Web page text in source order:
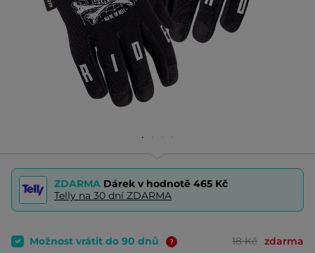
ZDARMA Dárek v hodnotě 465 Kč
Telly na 30 dní ZDARMA
Možnost vrátit do 90 dnů 18 Kč zdarma